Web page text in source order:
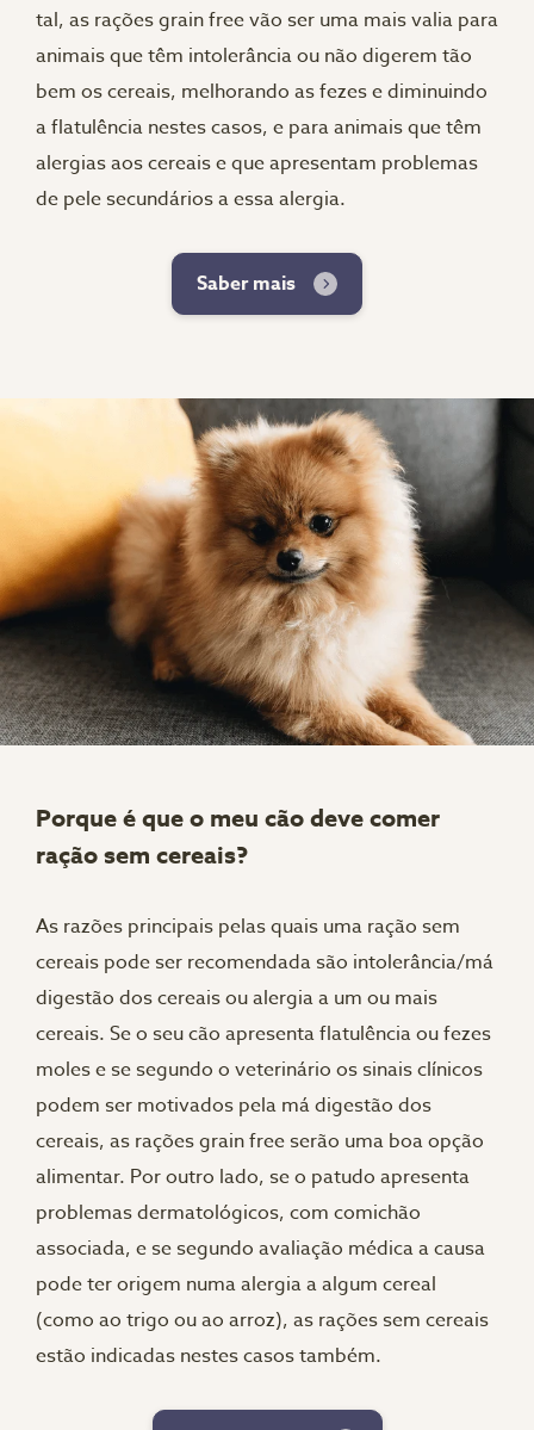
tal, as rações grain free vão ser uma mais valia para
animais que têm intolerância ou não digerem tão
bem os cereais, melhorando as fezes e diminuindo
a flatulência nestes casos, e para animais que têm
alergias aos cereais e que apresentam problemas
de pele secundários a essa alergia.
Saber mais
Porque é que o meu cão deve comer
ração sem cereais?
As razões principais pelas quais uma ração sem
cereais pode ser recomendada são intolerância/má
digestão dos cereais ou alergia a um ou mais
cereais. Se o seu cão apresenta flatulência ou fezes
moles e se segundo o veterinário os sinais clínicos
podem ser motivados pela má digestão dos
cereais, as rações grain free serão uma boa opção
alimentar. Por outro lado, se o patudo apresenta
problemas dermatológicos, com comichão
associada, e se segundo avaliação médica a causa
pode ter origem numa alergia a algum cereal
(como ao trigo ou ao arroz), as rações sem cereais
estão indicadas nestes casos também.